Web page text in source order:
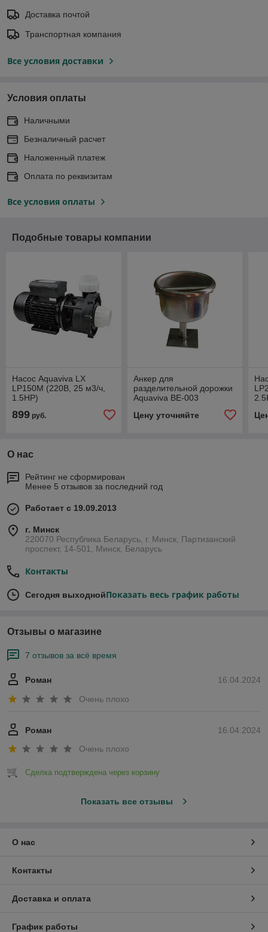
Доставка почтой
Транспортная компания
Все условия доставки
Условия оплаты
Наличными
Безналичный расчет
Наложенный платеж
Оплата по реквизитам
Все условия оплаты
Подобные товары компании
Насос Aquaviva LX
LP150M (220В, 25 м3/ч,
1.5НР)
899 руб.
Анкер для
разделительной дорожки
Aquaviva BE-003
Цену уточняйте
О нас
Рейтинг не сформирован
Менее 5 отзывов за последний год
Работает с 19.09.2013
г. Минск
220070 Республика Беларусь, г. Минск, Партизанский
проспект, 14-501, Минск, Беларусь
Контакты
Сегодня выходнойПоказать весь график работы
Отзывы о магазине
7 отзывов за всё время
16.04.2024
Роман
Очень плохо
16.04.2024
Роман
Очень плохо
Сделка подтверждена через корзину
Показать все отзывы
О нас
Контакты
Доставка и оплата
График работы